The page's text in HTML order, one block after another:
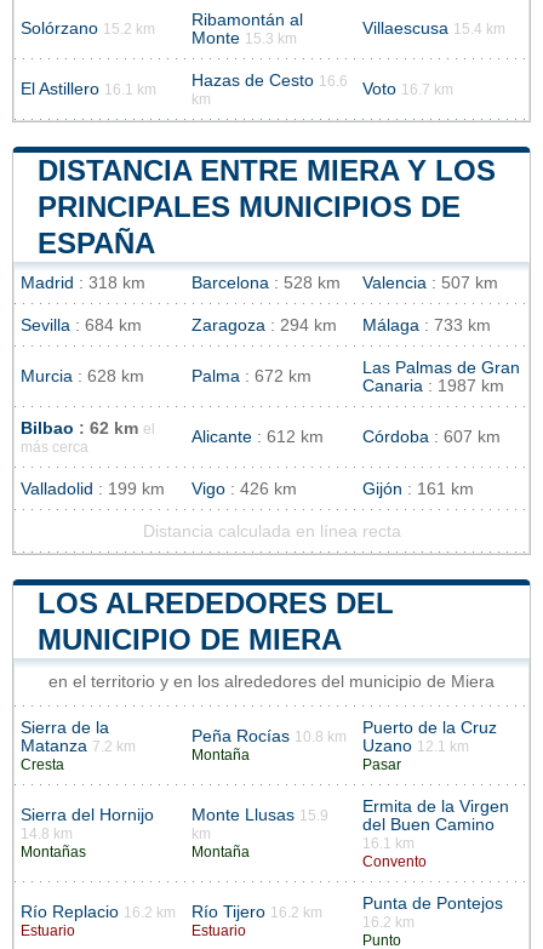
Solórzano 15.2 km
Ribamontán al
Monte 15.3 km
Villaescusa 15.4 km
El Astillero 16.1 km Hazas de Cesto 16.6
km
Voto 16.7 km
DISTANCIA ENTRE MIERA Y LOS
PRINCIPALES MUNICIPIOS DE
ESPAÑA
Madrid : 318 km Barcelona : 528 km Valencia : 507 km
Sevilla : 684 km Zaragoza : 294 km Málaga : 733 km
Murcia : 628 km Palma : 672 km
Las Palmas de Gran
Canaria : 1987 km
Bilbao : 62 km el
más cerca
Alicante : 612 km Córdoba : 607 km
Valladolid : 199 km Vigo : 426 km Gijón : 161 km
Distancia calculada en línea recta
LOS ALREDEDORES DEL
MUNICIPIO DE MIERA
en el territorio y en los alrededores del municipio de Miera
Sierra de la
Matanza 7.2 km
Cresta
Peña Rocías 10.8 km
Montaña
Puerto de la Cruz
Uzano 12.1 km
Pasar
Sierra del Hornijo
14.8 km
Montañas
Monte Llusas 15.9
km
Montaña
Ermita de la Virgen
del Buen Camino
16.1 km
Convento
Río Replacio 16.2 km
Estuario
Río Tijero 16.2 km
Estuario
Punta de Pontejos
16.2 km
Punto